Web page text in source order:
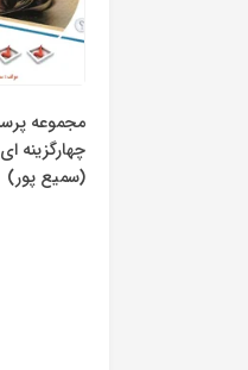
مجموعه
چهارگزینه
(سمیع پور)